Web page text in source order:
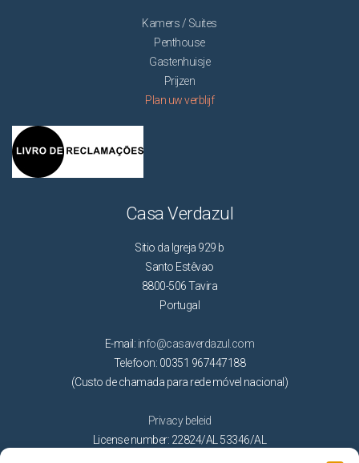
Kamers / Suites
Penthouse
Gastenhuisje
Prijzen
Plan uw verblijf
Casa Verdazul
Sitio da Igreja 929 b
Santo Estêvao
8800-506 Tavira
Portugal
E-mail: info@casaverdazul.com
Telefoon: 00351 967447188
(Custo de chamada para rede móvel nacional)
Privacy beleid
License number: 22824/AL 53346/AL